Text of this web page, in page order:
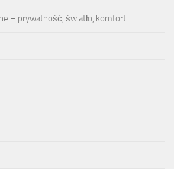
– prywatność, światło, komfort